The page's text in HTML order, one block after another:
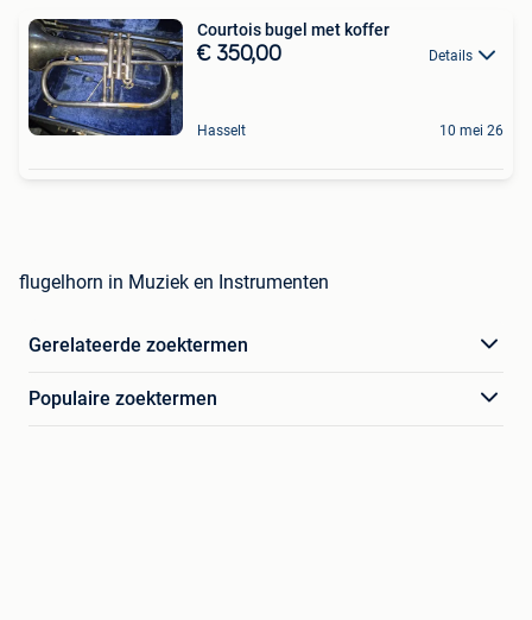
Courtois bugel met koffer
€ 350,00 Details
Hasselt 10 mei 26
flugelhorn in Muziek en Instrumenten
Gerelateerde zoektermen
Populaire zoektermen